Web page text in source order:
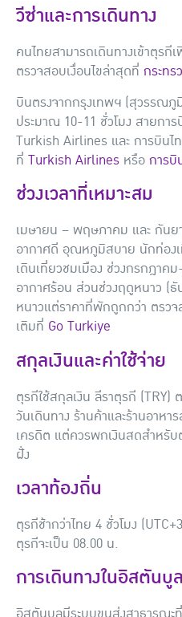
วีซ่าและการเดินทาง
คนไทยสามารถเดินทางเข้าตุรกี
ตรวจสอบเงื่อนไขล่าสุดที่ กระทร
บินตรงจากกรุงเทพฯ (สุวรรณภู
ประมาณ 10-11 ชั่วโมง สายกา
Turkish Airlines และการบินไ
ที่ Turkish Airlines หรือการบิ
ช่วงเวลาที่เหมาะสม
เมษายน – พฤษภาคม และกันย
อากาศดี อุณหภูมิสบาย นักท่องเ
เดินเที่ยวชมเมือง ช่วงกรกฎาค
อากาศร้อน ส่วนช่วงฤดูหนาว (
หนาวแต่ราคาที่พักถูกกว่า ตรว
เติมที่ Go Turkiye
สกุลเงินและค่าใช้จ่าย
ตุรกีใช้สกุลเงิน ลีราตุรกี (TRY)
วันเดินทาง ร้านค้าและร้านอาห
เครดิต แต่ควรพกเงินสดสำหรับ
ฝั่ง
เวลาท้องถิ่น
ตุรกีช้ากว่าไทย 4 ชั่วโมง
ตุรกีจะเป็น 08.00 น.
การเดินทางในอิสตันบูล